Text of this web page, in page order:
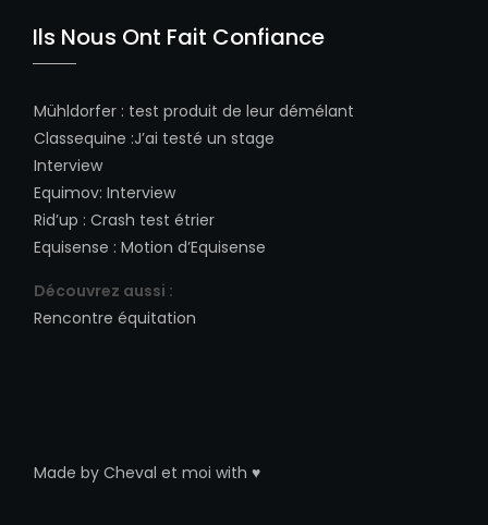
Ils Nous Ont Fait Confiance
Mühldorfer : test produit de leur démélant
Classequine :J’ai testé un stage
Interview
Equimov: Interview
Rid’up : Crash test étrier
Equisense : Motion d’Equisense
Découvrez aussi :
Rencontre équitation
Made by Cheval et moi with ♥